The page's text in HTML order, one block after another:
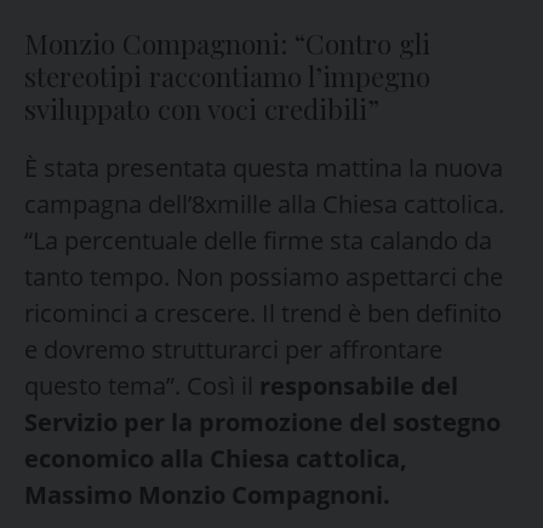
Monzio Compagnoni: “Contro gli
stereotipi raccontiamo l’impegno
sviluppato con voci credibili”
È stata presentata questa mattina la nuova
campagna dell’8xmille alla Chiesa cattolica.
“La percentuale delle firme sta calando da
tanto tempo. Non possiamo aspettarci che
ricominci a crescere. Il trend è ben definito
e dovremo strutturarci per affrontare
questo tema”. Così il responsabile del
Servizio per la promozione del sostegno
economico alla Chiesa cattolica,
Massimo Monzio Compagnoni.